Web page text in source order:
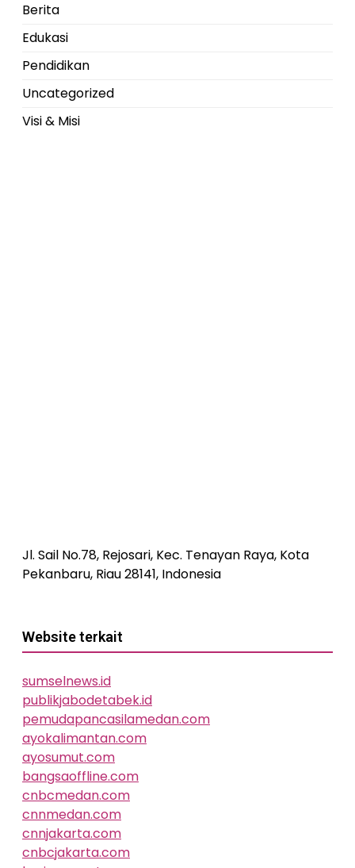
Berita
Edukasi
Pendidikan
Uncategorized
Visi & Misi
Jl. Sail No.78, Rejosari, Kec. Tenayan Raya, Kota
Pekanbaru, Riau 28141, Indonesia
Website terkait
sumselnews.id
publikjabodetabek.id
pemudapancasilamedan.com
ayokalimantan.com
ayosumut.com
bangsaoffline.com
cnbcmedan.com
cnnmedan.com
cnnjakarta.com
cnbcjakarta.com